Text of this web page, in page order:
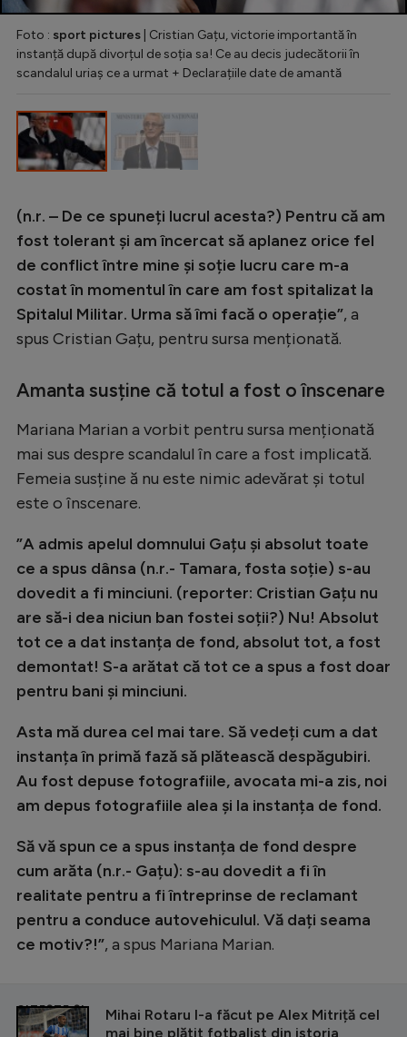
Foto : sport pictures | Cristian Gațu, victorie importantă în
instanță după divorțul de soția sa! Ce au decis judecătorii în
scandalul uriaș ce a urmat + Declarațiile date de amantă
(n.r. – De ce spuneți lucrul acesta?) Pentru că am
fost tolerant și am încercat să aplanez orice fel
de conflict între mine și soție lucru care m-a
costat în momentul în care am fost spitalizat la
Spitalul Militar. Urma să îmi facă o operație”, a
spus Cristian Gațu, pentru sursa menționată.
Amanta susține că totul a fost o înscenare
Mariana Marian a vorbit pentru sursa menționată
mai sus despre scandalul în care a fost implicată.
Femeia susține ă nu este nimic adevărat și totul
este o înscenare.
”A admis apelul domnului Gațu și absolut toate
ce a spus dânsa (n.r.- Tamara, fosta soție) s-au
dovedit a fi minciuni. (reporter: Cristian Gațu nu
are să-i dea niciun ban fostei soții?) Nu! Absolut
tot ce a dat instanța de fond, absolut tot, a fost
demontat! S-a arătat că tot ce a spus a fost doar
pentru bani și minciuni.
Asta mă durea cel mai tare. Să vedeți cum a dat
instanța în primă fază să plătească despăgubiri.
Au fost depuse fotografiile, avocata mi-a zis, noi
am depus fotografiile alea și la instanța de fond.
Să vă spun ce a spus instanța de fond despre
cum arăta (n.r.- Gațu): s-au dovedit a fi în
realitate pentru a fi întreprinse de reclamant
pentru a conduce autovehiculul. Vă dați seama
ce motiv?!”, a spus Mariana Marian.
CITEȘTE ȘI
Mihai Rotaru l-a făcut pe Alex Mitriță cel
mai bine plătit fotbalist din istoria